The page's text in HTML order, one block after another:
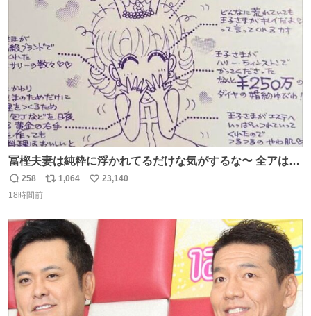
ト
冨樫夫妻は純粋に浮かれてるだけな気がするな〜 全アはこ
こに自分の市場価値的なものを上乗せするので、 すっぴん
＆寝起きのボサボサ頭でも「今日も可愛いね」が止まらな
156cm40kg、年中日焼け止めとお友達の私より綺麗な手や
めてもろて とか言う
返
信
258
リ
ト
数
1,064
い
数
23,140
18時間前